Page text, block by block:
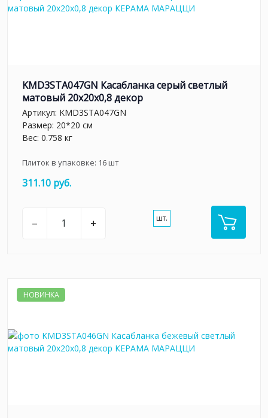
KMD3STA047GN Касабланка серый светлый
матовый 20x20x0,8 декор
Артикул: KMD3STA047GN
Размер: 20*20 см
Вес: 0.758 кг
Плиток в упаковке: 16шт
311.10 руб.
– + шт.
НОВИНКА